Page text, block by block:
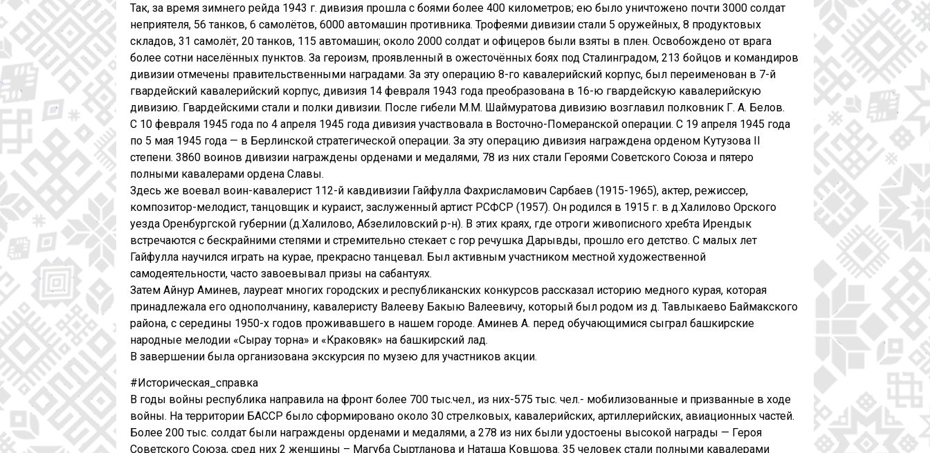
Так, за время зимнего рейда 1943 г. дивизия прошла с боями более 400 километров; ею было уничтожено почти 3000 солдат
неприятеля, 56 танков, 6 самолётов, 6000 автомашин противника. Трофеями дивизии стали 5 оружейных, 8 продуктовых
складов, 31 самолёт, 20 танков, 115 автомашин; около 2000 солдат и офицеров были взяты в плен. Освобождено от врага
более сотни населённых пунктов. За героизм, проявленный в ожесточённых боях под Сталинградом, 213 бойцов и командиров
дивизии отмечены правительственными наградами. За эту операцию 8-го кавалерийский корпус, был переименован в 7-й
гвардейский кавалерийский корпус, дивизия 14 февраля 1943 года преобразована в 16-ю гвардейскую кавалерийскую
дивизию. Гвардейскими стали и полки дивизии. После гибели М.М. Шаймуратова дивизию возглавил полковник Г. А. Белов.
С 10 февраля 1945 года по 4 апреля 1945 года дивизия участвовала в Восточно-Померанской операции. С 19 апреля 1945 года
по 5 мая 1945 года — в Берлинской стратегической операции. За эту операцию дивизия награждена орденом Кутузова II
степени. 3860 воинов дивизии награждены орденами и медалями, 78 из них стали Героями Советского Союза и пятеро
полными кавалерами ордена Славы.
Здесь же воевал воин-кавалерист 112-й кавдивизии Гайфулла Фахрисламович Сарбаев (1915-1965), актер, режиссер,
композитор-мелодист, танцовщик и кураист, заслуженный артист РСФСР (1957). Он родился в 1915 г. в д.Халилово Орского
уезда Оренбургской губернии (д.Халилово, Абзелиловский р-н). В этих краях, где отроги живописного хребта Ирендык
встречаются с бескрайними степями и стремительно стекает с гор речушка Дарывды, прошло его детство. С малых лет
Гайфулла научился играть на курае, прекрасно танцевал. Был активным участником местной художественной
самодеятельности, часто завоевывал призы на сабантуях.
Затем Айнур Аминев, лауреат многих городских и республиканских конкурсов рассказал историю медного курая, которая
принадлежала его однополчанину, кавалеристу Валееву Бакыю Валеевичу, который был родом из д. Тавлыкаево Баймакского
района, с середины 1950-х годов проживавшего в нашем городе. Аминев А. перед обучающимися сыграл башкирские
народные мелодии «Сыңрау торна» и «Краковяк» на башкирский лад.
В завершении была организована экскурсия по музею для участников акции.
#Историческая_справка
В годы войны республика направила на фронт более 700 тыс.чел., из них-575 тыс. чел.- мобилизованные и призванные в ходе
войны. На территории БАССР было сформировано около 30 стрелковых, кавалерийских, артиллерийских, авиационных частей.
Более 200 тыс. солдат были награждены орденами и медалями, а 278 из них были удостоены высокой награды — Героя
Советского Союза, сред них 2 женщины – Магуба Сыртланова и Наташа Ковшова. 35 человек стали полными кавалерами